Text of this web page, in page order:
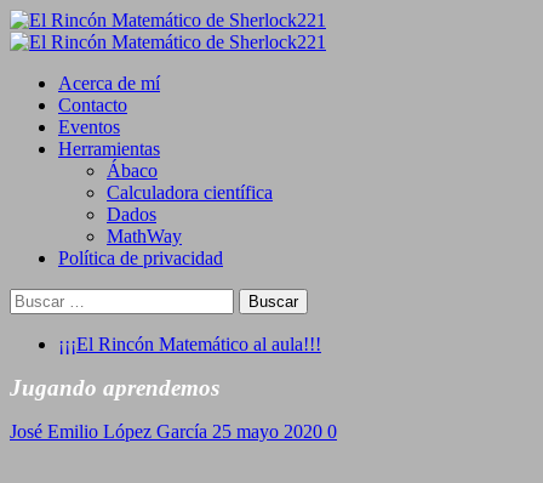
Saltar
al
Primary
Acerca de mí
Contacto
Eventos
Herramientas
Ábaco
Calculadora científica
Dados
MathWay
Política de privacidad
Buscar:
¡¡¡El Rincón Matemático al aula!!!
Jugando aprendemos
José Emilio López García 25 mayo 2020 0